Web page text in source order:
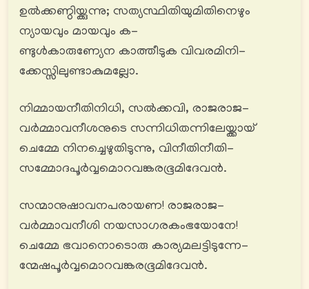
ഉൽക്കണ്ഠിയ്ക്കുന്നു; സത്യസ്ഥിതിയുമിതിനെഴും
ന്യായവും മായവും ക-
ണ്ടുള്‍കാരുണ്യേന കാത്തീടുക വിവരമിനി-
ക്കേസ്സിലുണ്ടാകുമല്ലോ.
നിമ്മായനീതിനിധി, സൽക്കവി, രാജരാജ-
വര്‍മ്മാവനീശനുടെ സന്നിധിതന്നിലേയ്ക്കായ്
ചെമ്മേ നിനച്ചെഴുതിടുന്നു, വിനീതിനീതി-
സമ്മോദപൂർവ്വമൊറവങ്കരഭൂമിദേവൻ.
സന്മാനുഷാവനപരായണ! രാജരാജ-
വര്‍മ്മാവനീശി നയസാഗരകംഭയോനേ!
ചെമ്മേ ഭവാനൊടൊരു കാര്യമലട്ടിടുന്നേ-
ന്മേഷപൂർവ്വമൊറവങ്കരഭൂമിദേവൻ.